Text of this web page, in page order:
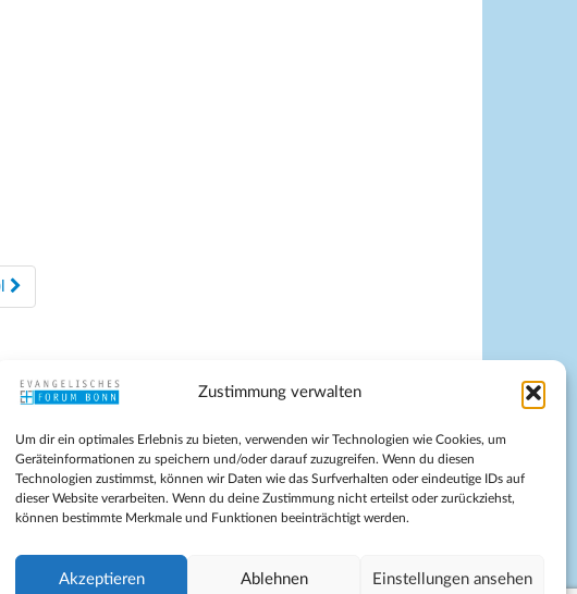
Zustimmung verwalten
Um dir ein optimales Erlebnis zu bieten, verwenden wir Technologien wie Cookies, um
Geräteinformationen zu speichern und/oder darauf zuzugreifen. Wenn du diesen
Technologien zustimmst, können wir Daten wie das Surfverhalten oder eindeutige IDs auf
dieser Website verarbeiten. Wenn du deine Zustimmung nicht erteilst oder zurückziehst,
können bestimmte Merkmale und Funktionen beeinträchtigt werden.
Akzeptieren Ablehnen Einstellungen ansehen
Datenschutz
Teilnahmebedingungen
Evangelische Kirche in Bonn
Cookie-Richtlinie (EU)